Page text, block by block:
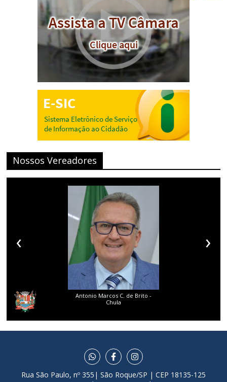
Nossos Vereadores
Antonio Marcos C. de Brito -
Chula
‹ ›
Rua São Paulo, nº 355| São Roque/SP | CEP 18135-125